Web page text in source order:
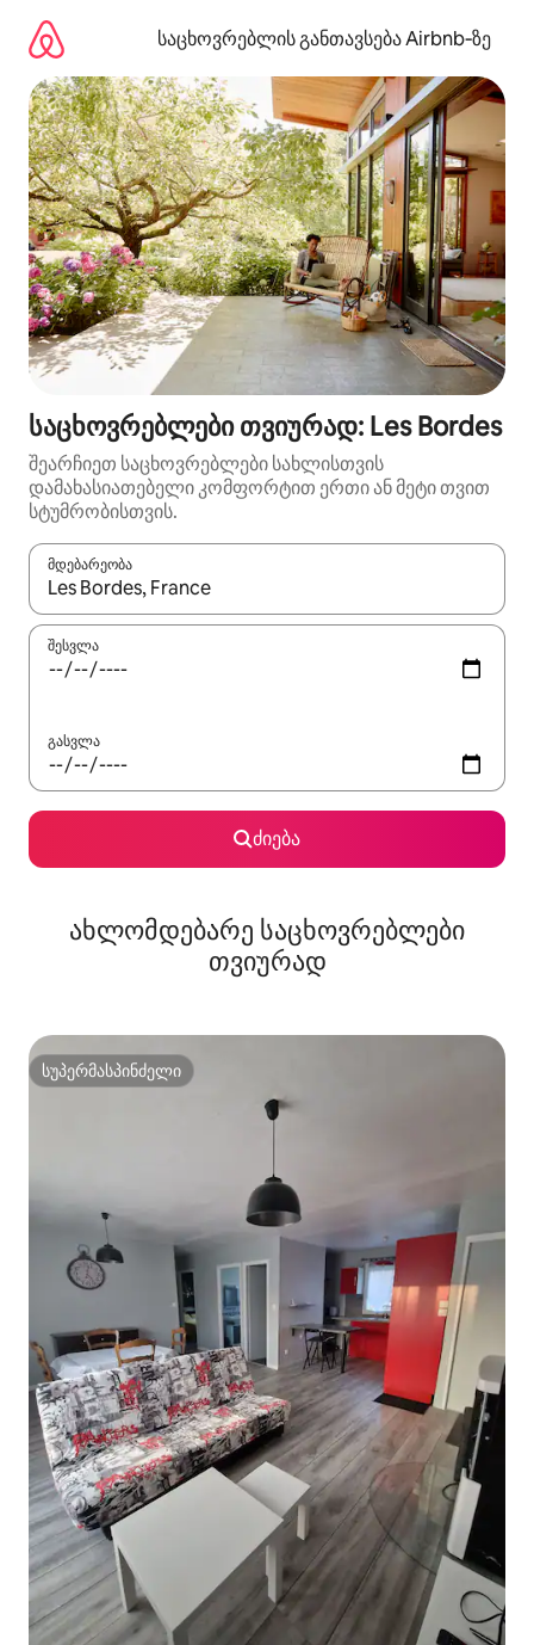
გადასვლა
საცხოვრებლის განთავსება Airbnb‑ზე
საცხოვრებლები თვიურად: Les Bordes
შეარჩიეთ საცხოვრებლები სახლისთვის
დამახასიათებელი კომფორტით ერთი ან მეტი თვით
სტუმრობისთვის.
მდებარეობა
როცა შედეგები ხელმისაწვდომი გახდება, ნავიგაციისთვის
შესვლა
გასვლა
ძიება
ახლომდებარე საცხოვრებლები
თვიურად
სუპერმასპინძელი
სუპერმასპინძელი